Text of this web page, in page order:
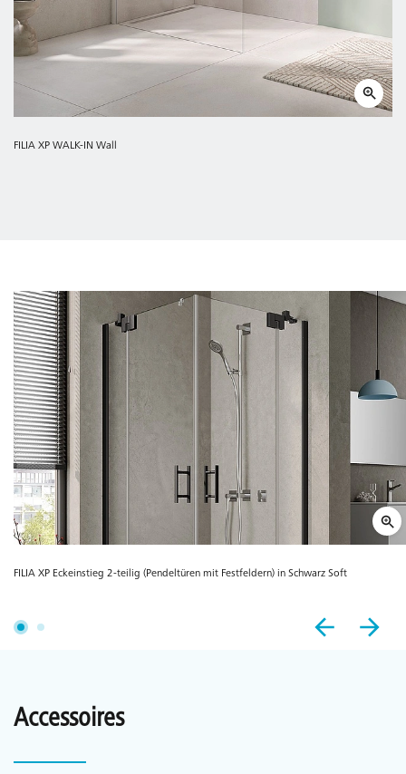
FILIA XP WALK-IN Wall
FILIA XP Eckeinstieg 2-teilig (Pendeltüren mit Festfeldern) in Schwarz Soft
Accessoires